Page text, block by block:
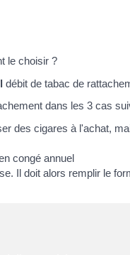
le choisir ?
débit de tabac de
dans les 3 cas
des cigares à l'achat,
congé annuel
Il doit alors remplir le